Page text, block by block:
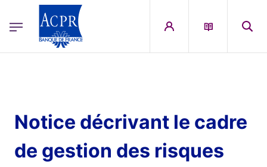
ACPR Menu Principal (French)
Notice décrivant le cadre
de gestion des risques